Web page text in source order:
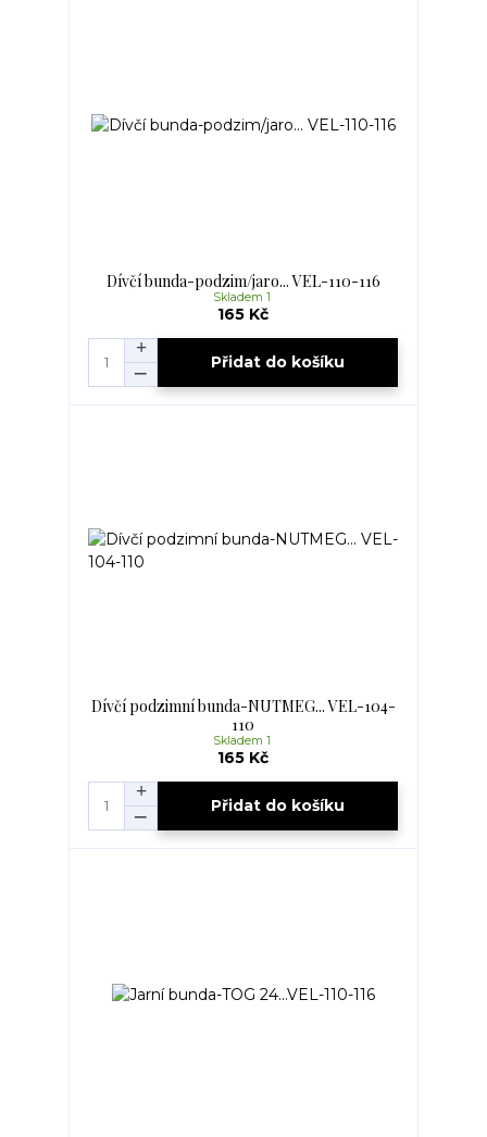
Dívčí bunda-podzim/jaro... VEL-110-116
165 Kč
Skladem 1
Přidat do košíku
Dívčí podzimní bunda-NUTMEG... VEL-104-
110
165 Kč
Skladem 1
Přidat do košíku